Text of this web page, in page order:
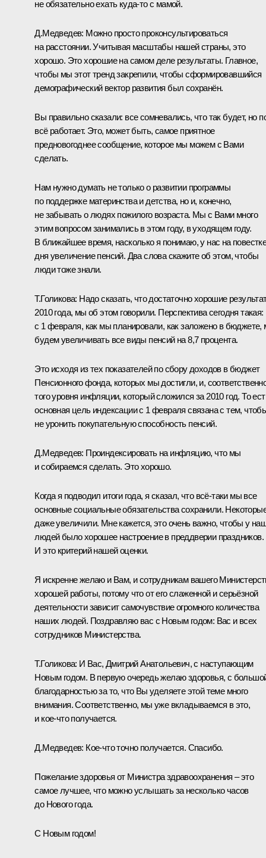
не обязательно ехать куда‑то с мамой.
Д.Медведев: Можно просто проконсультироваться
на расстоянии. Учитывая масштабы нашей страны, это
хорошо. Это хорошие на самом деле результаты. Главное,
чтобы мы этот тренд закрепили, чтобы сформировавшийся
демографический вектор развития был сохранён.
Вы правильно сказали: все сомневались, что так будет, но
всё работает. Это, может быть, самое приятное
предновогоднее сообщение, которое мы можем с Вами
сделать.
Нам нужно думать не только о развитии программы
по поддержке материнства и детства, но и, конечно,
не забывать о людях пожилого возраста. Мы с Вами много
этим вопросом занимались в этом году, в уходящем году.
В ближайшее время, насколько я понимаю, у нас на
дня увеличение пенсий. Два слова скажите об этом, чтобы
люди тоже знали.
Т.Голикова: Надо сказать, что достаточно хорошие
2010 года, мы об этом говорили. Перспектива сегодня такая:
с 1 февраля, как мы планировали, как заложено в бюджете,
будем увеличивать все виды пенсий на 8,7 процента.
Это исходя из тех показателей по сбору доходов в бюджет
Пенсионного фонда, которых мы достигли, и,
того уровня инфляции, который сложился за 2010 год. То
основная цель индексации с 1 февраля связана с тем,
не уронить покупательную способность пенсий.
Д.Медведев: Проиндексировать на инфляцию, что мы
и собираемся сделать. Это хорошо.
Когда я подводил итоги года, я сказал, что всё‑таки мы все
основные социальные обязательства сохранили.
даже увеличили. Мне кажется, это очень важно, чтобы у
людей было хорошее настроение в преддверии праздников.
И это критерий нашей оценки.
Я искренне желаю и Вам, и сотрудникам вашего
хорошей работы, потому что от его слаженной и серьёзной
деятельности зависит самочувствие огромного количества
наших людей. Поздравляю вас с Новым годом: Вас и всех
сотрудников Министерства.
Т.Голикова: И Вас, Дмитрий Анатольевич, с наступающим
Новым годом. В первую очередь желаю здоровья, с
благодарностью за то, что Вы уделяете этой теме много
внимания. Соответственно, мы уже вкладываемся в это,
и кое‑что получается.
Д.Медведев: Кое‑что точно получается. Спасибо.
Пожелание здоровья от Министра здравоохранения – это
самое лучшее, что можно услышать за несколько часов
до Нового года.
С Новым годом!